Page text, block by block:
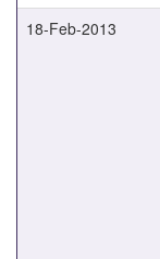
18-Feb-2013